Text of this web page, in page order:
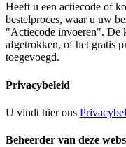
Heeft u een actiecode of
bestelproces, waar u uw
"Actiecode invoeren". De
afgetrokken, of het gratis
toegevoegd.
Privacybeleid
U vindt hier ons
Beheerder van deze